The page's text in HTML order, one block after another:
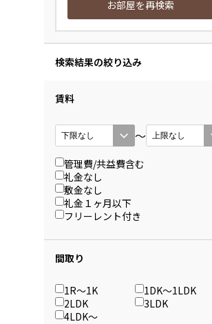
お部屋を再検索
検索結果の絞り込み
賃料
〜
管理費/共益費含む
礼金なし
敷金なし
礼金１ヶ月以下
フリーレント付き
間取り
1R〜1K
1DK〜1LDK
2LDK
3LDK
4LDK〜